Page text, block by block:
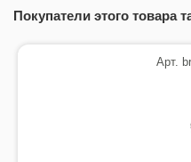
Покупатели этого товара
Арт.